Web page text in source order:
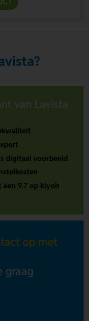
van Lavista
digitaal voorbeeld
een 9.7 op kiyoh
op met
graag